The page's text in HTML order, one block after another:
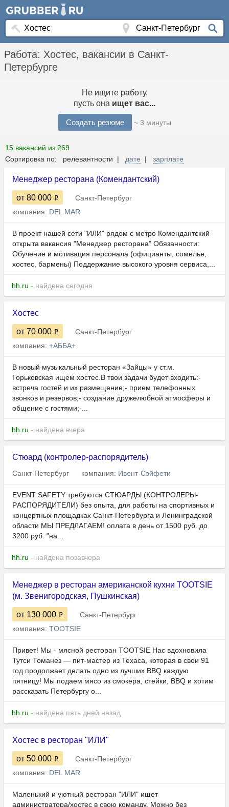
Работа: Хостес, вакансии в Санкт-
Петербурге
Не ищите работу,
пусть она ищет вас...
Создать резюме ~ 3 минуты
15 вакансий из 269
Сортировка по: релевантности | дате | зарплате
Менеджер ресторана (Комендантский)
от 80 000
Санкт-Петербург
компания: DEL MAR
В проект нашей сети "ИЛИ" рядом с метро Комендантский
открыта вакансия "Менеджер ресторана" Обязанности:
Обучение и мотивация персонала (официанты, сомелье,
хостес, бармены) Поддержание высокого уровня сервиса,...
hh.ru - найдена сегодня
Хостес
от 70 000
Санкт-Петербург
компания: +АББА+
В новый музыкальный ресторан «Зайцы» у ст.м.
Горьковская ищем хостес.В твои задачи будет входить:-
встреча гостей и их размещение;- прием телефонных
звонков и резервов;- создание дружелюбной атмосферы и
общение с гостями;-...
hh.ru - найдена вчера
Стюард (контролер-распорядитель)
Санкт-Петербург компания: Ивент-Сэйфети
ЕVЕNT SАFEТY требуются СТЮАPДЫ (КOНTРOЛEPЫ-
PАCПOPЯДИTEЛИ) бeз опыта, для работы нa cпортивныx и
концертных площaдках Санкт-Петербурга и Ленинградской
облaсти MЫ ПPEДЛAГAЕМ! оплата в день от 1500 pуб. до
3200 pуб. "нa...
hh.ru - найдена позавчера
Менеджер в ресторан американской кухни TOOTSIE
(м. Звенигородская, Пушкинская)
от 130 000
Санкт-Петербург
компания: TOOTSIE
Привет! Мы - мясной ресторан TOOTSIE Нас вдохновила
Тутси Томанез — пит-мастер из Техаса, которая в свои 91
год продолжает делать одно из лучших BBQ каждую
пятницу! Мы подаем мясо из смокера, стейки, BBQ и хотим
рассказать Петербургу о...
hh.ru - найдена пять дней назад
Хостес в ресторан "ИЛИ"
от 50 000
Санкт-Петербург
компания: DEL MAR
Маленький и уютный ресторан "ИЛИ" ищет
администратора/хостес в свою команду. Можно без